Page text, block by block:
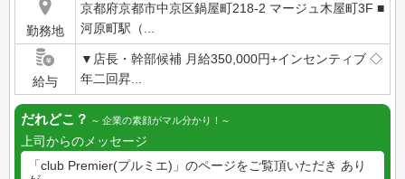
勤務地
京都府京都市中京区鍋屋町218-2 マージュ木屋町3F ■
河原町駅（...
給与
▼店長・幹部候補 月給350,000円+インセンティブ ◇
年二回昇...
だれどこ？ 企業の素顔がマル分かり！
上司からのメッセージ
「club Premier(プルミエ)」のページをご覧頂いただき あり